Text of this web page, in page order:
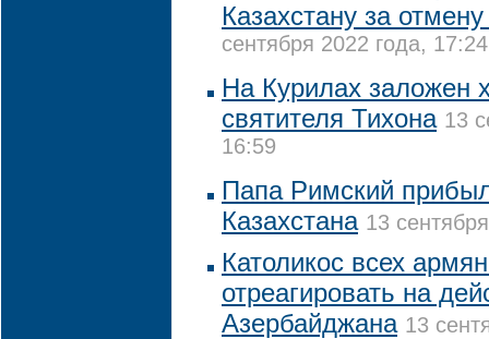
Казахстану за
сентября 2022 года, 17:24
На Курилах заложен
святителя Тихона 13
16:59
Папа Римский
Казахстана 13
Католикос всех
отреагировать на
Азербайджана 13